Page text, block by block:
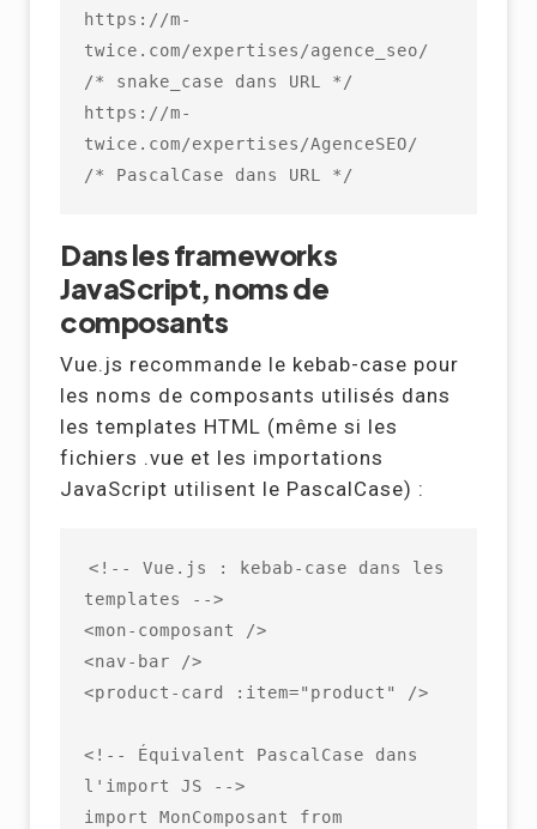
https://m-
twice.com/expertises/agence_seo/
/* snake_case dans URL */
https://m-
twice.com/expertises/AgenceSEO/
/* PascalCase dans URL */
Dans les frameworks
JavaScript, noms de
composants
Vue.js recommande le kebab-case pour
les noms de composants utilisés dans
les templates HTML (même si les
fichiers .vue et les importations
JavaScript utilisent le PascalCase) :
<!-- Vue.js : kebab-case dans les
templates -->
<mon-composant />
<nav-bar />
<product-card :item="product" />
<!-- Équivalent PascalCase dans
l'import JS -->
import MonComposant from